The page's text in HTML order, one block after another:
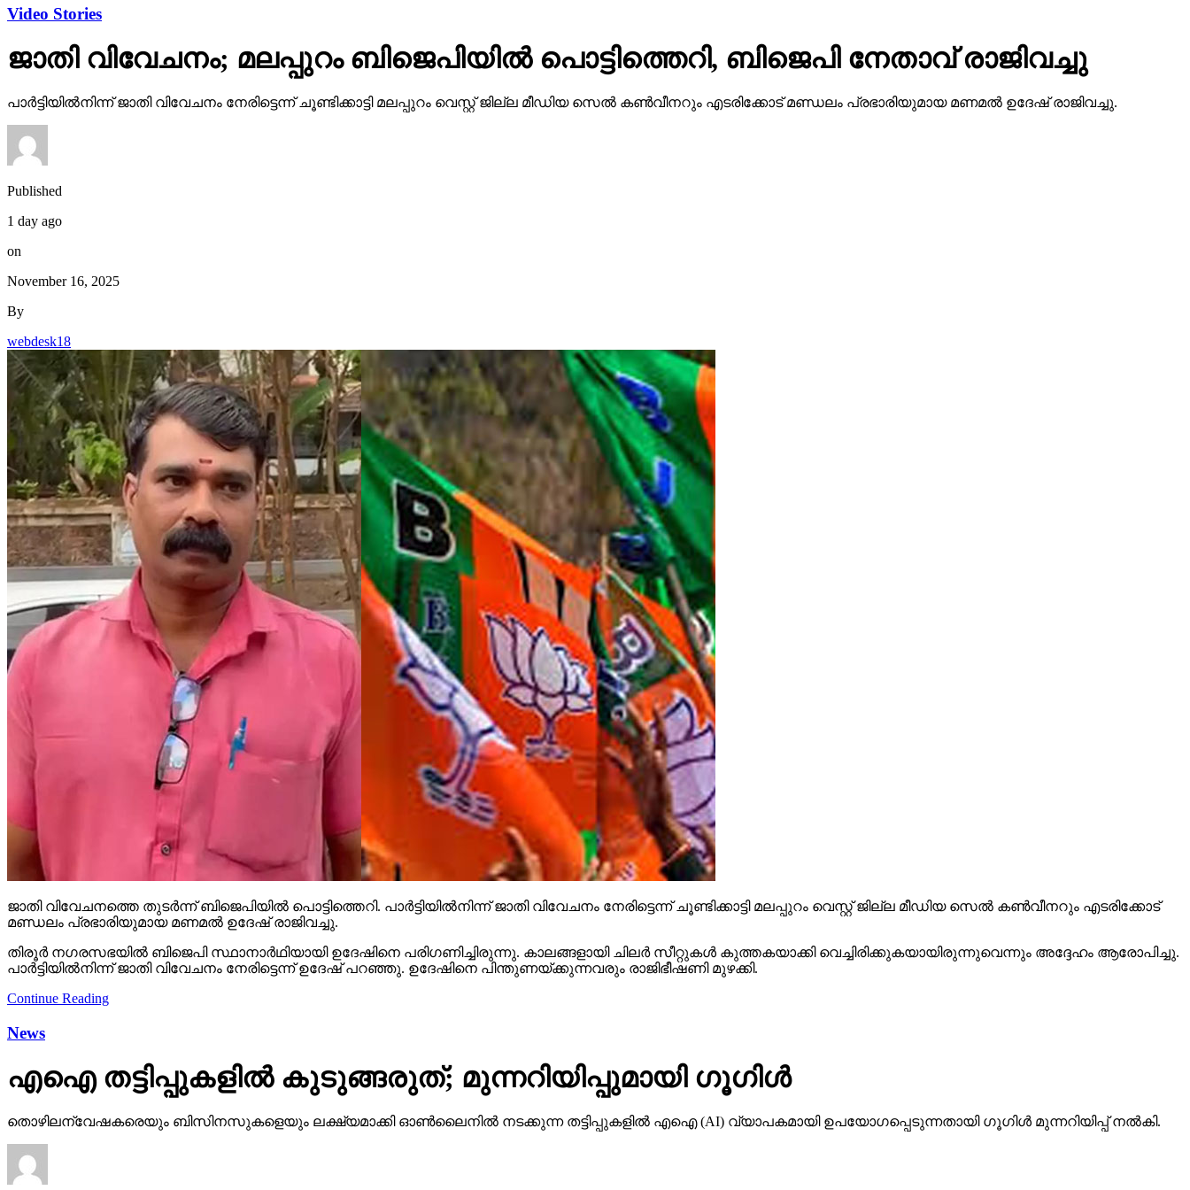
Video Stories
ജാതി വിവേചനം; മലപ്പുറം ബിജെപിയില്‍ പൊട്ടിത്തെറി, ബിജെപി നേതാവ് രാജിവച്ചു
പാര്‍ട്ടിയില്‍നിന്ന് ജാതി വിവേചനം നേരിട്ടെന്ന് ചൂണ്ടിക്കാട്ടി മലപ്പുറം വെസ്റ്റ് ജില്ല മീഡിയ സെല്‍ കണ്‍വീനറും എടരിക്കോട് മണ്ഡലം പ്രഭാരിയുമായ മണമല്‍ ഉദേഷ് രാജിവച്ചു.
Published
1 day ago
on
November 16, 2025
By
webdesk18
ജാതി വിവേചനത്തെ തുടര്‍ന്ന് ബിജെപിയില്‍ പൊട്ടിത്തെറി. പാര്‍ട്ടിയില്‍നിന്ന് ജാതി വിവേചനം നേരിട്ടെന്ന് ചൂണ്ടിക്കാട്ടി മലപ്പുറം വെസ്റ്റ് ജില്ല മീഡിയ സെല്‍ കണ്‍വീനറും എടരിക്കോട്
മണ്ഡലം പ്രഭാരിയുമായ മണമല്‍ ഉദേഷ് രാജിവച്ചു.
തിരൂര്‍ നഗരസഭയില്‍ ബിജെപി സ്ഥാനാര്‍ഥിയായി ഉദേഷിനെ പരിഗണിച്ചിരുന്നു. കാലങ്ങളായി ചിലര്‍ സീറ്റുകള്‍ കുത്തകയാക്കി വെച്ചിരിക്കുകയായിരുന്നുവെന്നും അദ്ദേഹം ആരോപിച്ചു.
പാര്‍ട്ടിയില്‍നിന്ന് ജാതി വിവേചനം നേരിട്ടെന്ന് ഉദേഷ് പറഞ്ഞു. ഉദേഷിനെ പിന്തുണയ്ക്കുന്നവരും രാജിഭീഷണി മുഴക്കി.
Continue Reading
News
എഐ തട്ടിപ്പുകളില്‍ കുടുങ്ങരുത്; മുന്നറിയിപ്പുമായി ഗൂഗിള്‍
തൊഴിലന്വേഷകരെയും ബിസിനസുകളെയും ലക്ഷ്യമാക്കി ഓണ്‍ലൈനില്‍ നടക്കുന്ന തട്ടിപ്പുകളില്‍ എഐ (AI) വ്യാപകമായി ഉപയോഗപ്പെടുന്നതായി ഗൂഗിള്‍ മുന്നറിയിപ്പ് നല്‍കി.